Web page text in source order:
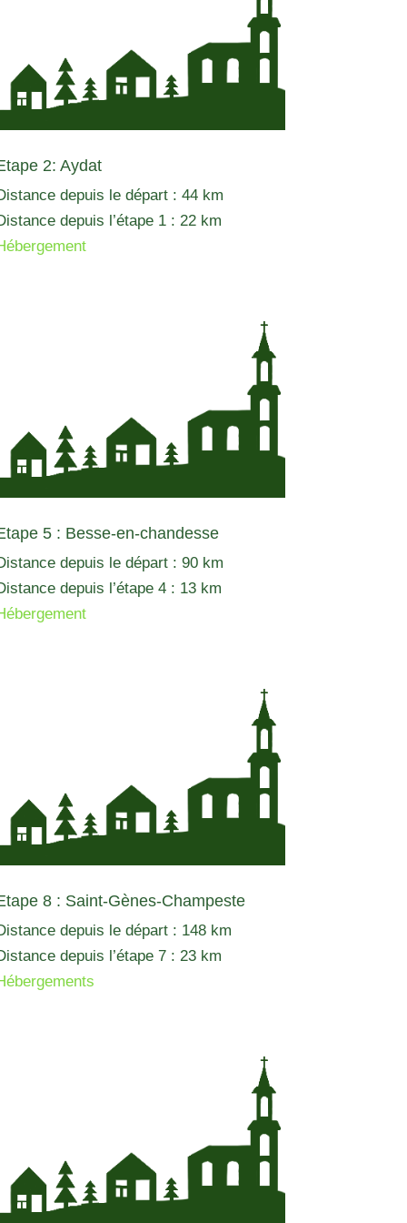
2: Aydat
depuis le départ : 44 km
depuis l’étape 1 : 22 km
5 : Besse-en-chandesse
depuis le départ : 90 km
depuis l’étape 4 : 13 km
8 : Saint-Gènes-Champeste
depuis le départ : 148 km
depuis l’étape 7 : 23 km